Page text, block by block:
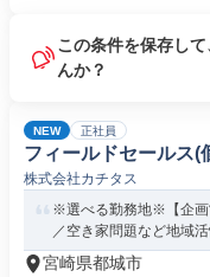
この条件を保存し
んか？
NEW 正社員
フィールドセールス(
株式会社カチタス
※選べる勤務地※【企画
／空き家問題など地域
宮崎県都城市